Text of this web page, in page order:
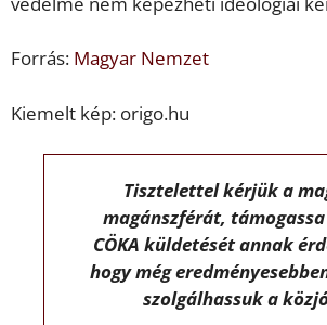
Forrás: Magyar Nemzet
Kiemelt kép: origo.hu
Tisztelettel kérjük a
magánszférát, támogassa
CÖKA küldetését annak
hogy még
szolgálhassuk a